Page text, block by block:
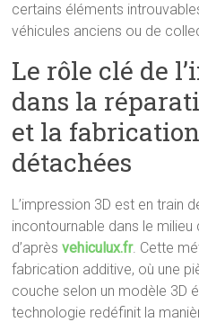
certains éléments
véhicules anciens ou de
Le rôle clé de
dans la
et la
détachées
L’impression 3D est en train
incontournable dans le
d’aprèsvehiculux.fr. Cette
fabrication additive, où une
couche selon un modèle 3D
technologie redéfinit la